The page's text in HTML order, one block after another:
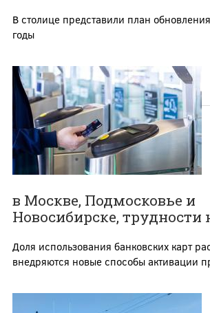
В столице представили план
годы
в Москве, Подмосковье и
Новосибирске, трудности
Доля использования банковских карт
внедряются новые способы активации